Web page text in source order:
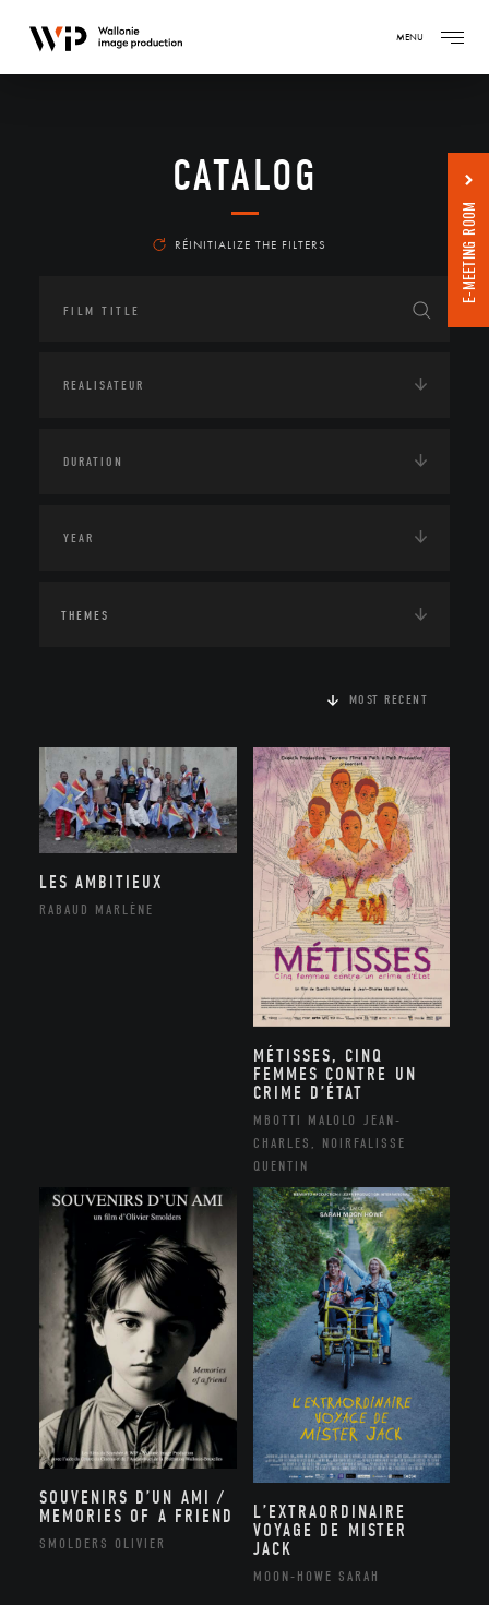
MENU
CATALOG
RÉINITIALIZE THE FILTERS
THEMES
MOST RECENT
LES AMBITIEUX
RABAUD MARLÈNE
MÉTISSES, CINQ
FEMMES CONTRE UN
CRIME D’ÉTAT
MBOTTI MALOLO JEAN-
CHARLES, NOIRFALISSE
QUENTIN
SOUVENIRS D’UN AMI /
MEMORIES OF A FRIEND
SMOLDERS OLIVIER
L’EXTRAORDINAIRE
VOYAGE DE MISTER
JACK
MOON-HOWE SARAH
E-MEETING ROOM